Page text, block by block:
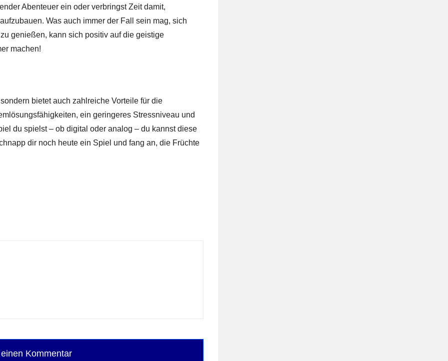
Abenteuer ein oder verbringst Zeit damit,
Was auch immer der Fall sein mag, sich
genießen, kann sich positiv auf die geistige
machen!
bietet auch zahlreiche Vorteile für die
ein geringeres Stressniveau und
du spielst – ob digital oder analog – du kannst diese
dir noch heute ein Spiel und fang an, die Früchte
Kommentar